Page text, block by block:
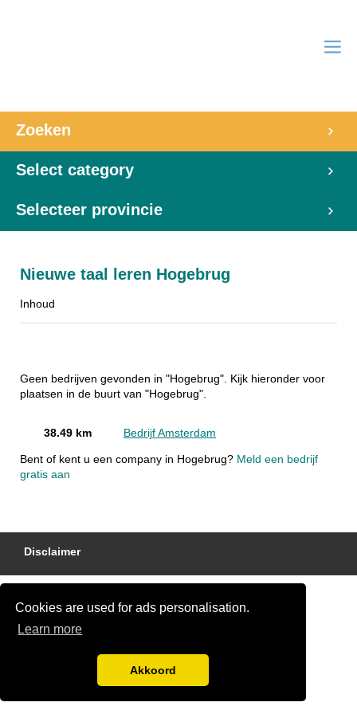
Cookies are used for ads personalisation.
Learn more
Akkoord
Zoeken
Select category
Selecteer provincie
Nieuwe taal leren Hogebrug
Inhoud
Geen bedrijven gevonden in "Hogebrug". Kijk hieronder voor
plaatsen in de buurt van "Hogebrug".
38.49 km Bedrijf Amsterdam
Bent of kent u een company in Hogebrug? Meld een bedrijf
gratis aan
Disclaimer